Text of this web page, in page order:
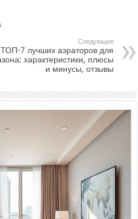
Следующее
ТОП-7 лучших аэраторов для
характеристики, плюсы
и минусы, отзывы